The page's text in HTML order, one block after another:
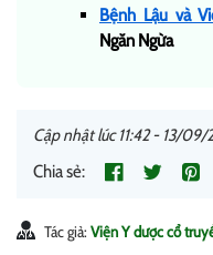
Bệnh Lậu và
Ngăn Ngừa
Cập nhật lúc 11:42 - 13/
Chia sẻ:
Tác giả: Viện Y dược cổ